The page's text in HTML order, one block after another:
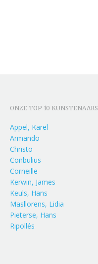
ONZE TOP 10 KUNSTENAARS
Appel, Karel
Armando
Christo
Conbulius
Corneille
Kerwin, James
Keuls, Hans
Masllorens, Lidia
Pieterse, Hans
Ripollés